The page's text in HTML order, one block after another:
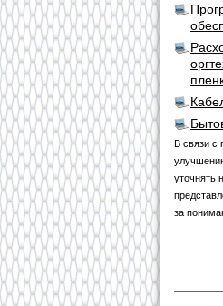
В связи с
уточнять
за